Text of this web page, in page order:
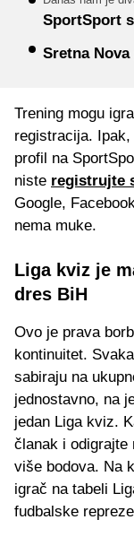
SportSport
Sretna Nova
Trening mogu
registracija.
profil na
niste registrujte
Google,
nema muke.
Liga kviz je
dres BiH
Ovo je prava
kontinuitet.
sabiraju na
jednostavno, na
jedan Liga kviz.
članak i
više bodova. Na
igrač na tabeli
fudbalske